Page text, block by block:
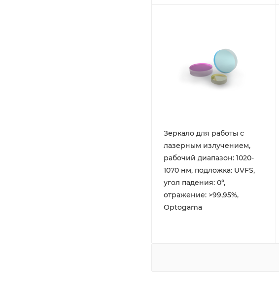
Зеркало для работы с
лазерным излучением,
рабочий диапазон: 1020-
1070 нм, подложка: UVFS,
угол падения: 0°,
отражение: >99,95%,
Optogama